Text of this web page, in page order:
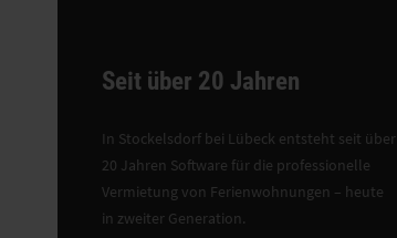
Seit über 20 Jahren
In Stockelsdorf bei Lübeck entsteht seit über
20 Jahren Software für die professionelle
Vermietung von Ferienwohnungen – heute
in zweiter Generation.